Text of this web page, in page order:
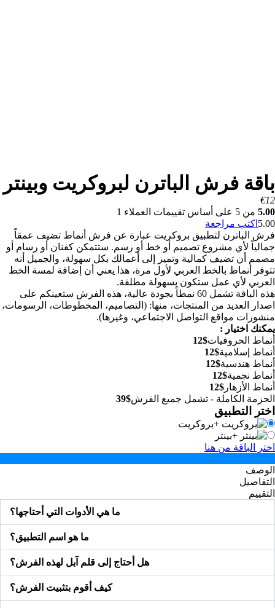
باقة فرش الباترن لبروكريت وبينتر
€12
5.00 من 5 على أساس تقييمات العملاء 1
5.00 اكتب مراجعة
فرش الباترن لتطبيق بروكريت عبارة عن فرش أنماط تضيف عمقاً
جمالياً لأي مشروع تصميم أو خط أو رسم. ستتمكن كفنان أو رسام أو
مصمم أن تضيف كمالية وتميز إلى أعمالك بكل سهولة، والجميل أنه
تتوفر أنماط بالخط العربي لأول مرة، هذا يعني أن إضافة لمسة الخط
العربي لأي عمل ستكون بسهولة مطلقة.
هذه الباقة تشمل 60 نمطاً بجودة عالية، هذه الفرش ستعينكم على
اصدار العديد من المنتجات، منها: (التصاميم، المخطوطات، الرسومات،
منشورات مواقع التواصل الاجتماعي، وغيرها).
يمكنك اختيار :
أنماط الحروفيات$12
أنماط إسلامية$12
أنماط هندسية$12
أنماط نجمية$12
أنماط الأزهار $12
الحزمة الكاملة - تشمل جميع الفرش$39
اختر التطبيق
+بروكريت
+بينتر
اختر الباقة من هنا
الوصف
التفاصيل
التقييم
ما هي الأدوات التي أحتاجها؟
ما هو اسم التطبيق؟
هل أحتاج إلى قلم آبل لهذه الفرش؟
كيف أقوم بتثبيت الفرش؟